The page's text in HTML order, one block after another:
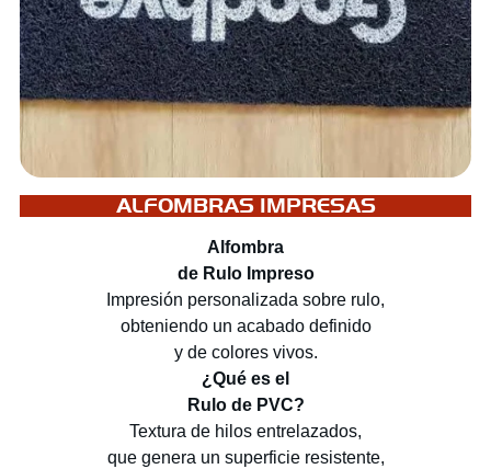
ALFOMBRAS IMPRESAS
Alfombra
de Rulo Impreso
Impresión personalizada sobre rulo,
obteniendo un acabado definido
y de colores vivos.
¿Qué es el
Rulo de PVC?
Textura de hilos entrelazados,
que genera un superficie resistente,